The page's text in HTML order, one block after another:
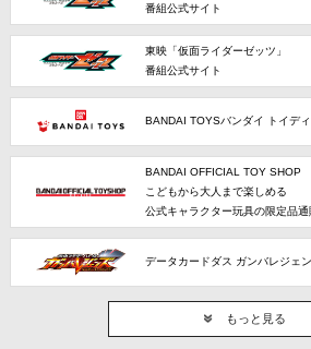
番組公式サイト
東映「仮面ライダーゼッツ」
番組公式サイト
BANDAI TOYSバンダイ トイデ
BANDAI OFFICIAL TOY SHOP
こどもから大人まで楽しめる
公式キャラクター玩具の限定品通
データカードダス ガンバレジェ
もっと見る